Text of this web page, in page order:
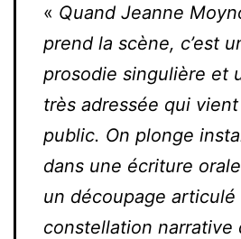
« Quand Jeanne
prend la scène, c’est
prosodie singulière et
très adressée qui
public. On plonge
dans une écriture
un découpage
constellation narrative